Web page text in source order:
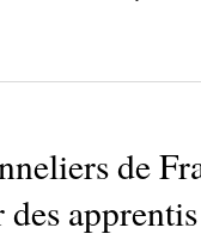
de
apprentis